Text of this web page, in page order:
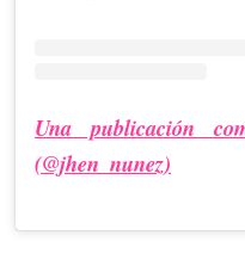
Una publicación
(@jhen_nunez)